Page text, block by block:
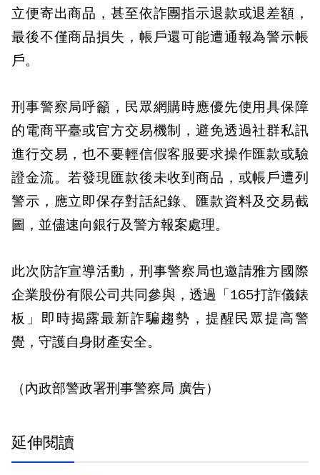
立便寄出商品，甚至依詐團指示退款或退差額，
最後不僅商品損失，帳戶還可能遭通報為警示帳
戶。
刑事警察局呼籲，民眾網購時應優先使用具保障
的電商平臺或官方交易機制，避免透過社群私訊
進行交易，也不要輕信假客服要求操作匯款或驗
證金流。若發現匯款後未收到商品，或帳戶遭列
警示，應立即保存對話紀錄、匯款資料及交易截
圖，並儘速向銀行及警方報案處理。
此次防詐宣導活動，刑事警察局也邀請雅方國際
企業股份有限公司共同參與，透過「165打詐儀錶
板」即時揭露最新詐騙趨勢，提醒民眾提高警
覺，守護自身財產安全。
（內政部警政署刑事警察局 廣告）
延伸閱讀